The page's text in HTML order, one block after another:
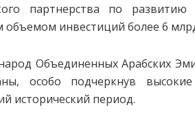
партнерства по
инвестиций более 6
Объединенных Арабских
особо подчеркнув
исторический период.